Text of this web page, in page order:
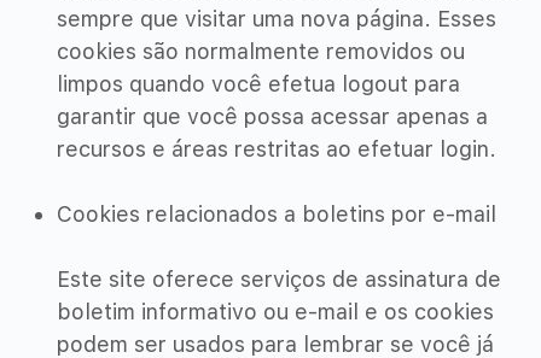
sempre que visitar uma nova página. Esses
cookies são normalmente removidos ou
limpos quando você efetua logout para
garantir que você possa acessar apenas a
recursos e áreas restritas ao efetuar login.
Cookies relacionados a boletins por e-mail
Este site oferece serviços de assinatura de
boletim informativo ou e-mail e os cookies
podem ser usados ​​para lembrar se você já